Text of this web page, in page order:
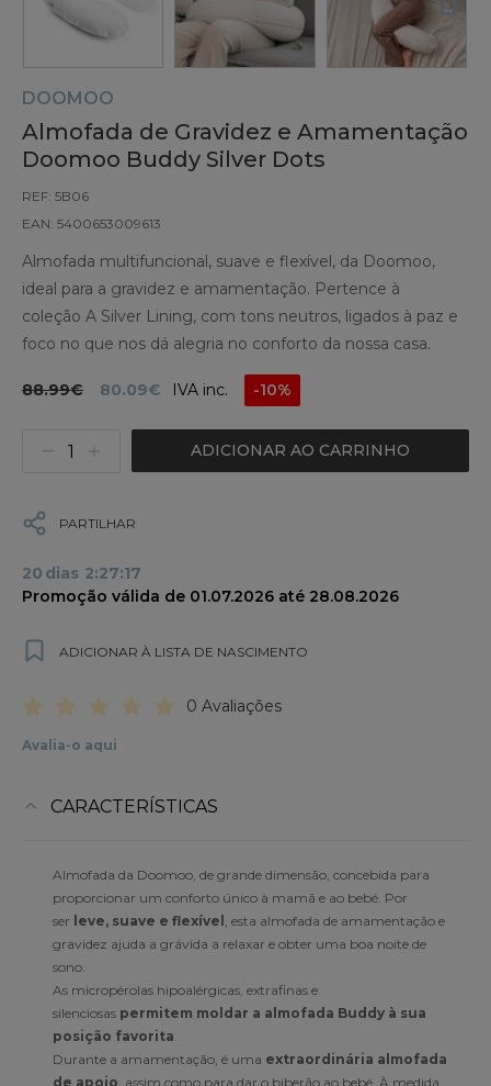
DOOMOO
Almofada de Gravidez e Amamentação
Doomoo Buddy Silver Dots
REF: 5B06
EAN: 5400653009613
Almofada multifuncional, suave e flexível, da Doomoo,
ideal para a gravidez e amamentação. Pertence à
coleção A Silver Lining, com tons neutros, ligados à paz e
foco no que nos dá alegria no conforto da nossa casa.
88.99€ 80.09€ IVA inc. -10%
ADICIONAR AO CARRINHO
PARTILHAR
20 dias 2:27:16
Promoção válida de 01.07.2026 até 28.08.2026
ADICIONAR À LISTA DE NASCIMENTO
0 Avaliações
Avalia-o aqui
CARACTERÍSTICAS
Almofada da Doomoo, de grande dimensão, concebida para
proporcionar um conforto único à mamã e ao bebé. Por
ser leve, suave e flexível , esta almofada de amamentação e
gravidez ajuda a grávida a relaxar e obter uma boa noite de
sono.
As micropérolas hipoalérgicas, extrafinas e
silenciosas permitem moldar a almofada Buddy à sua
posição favorita.
Durante a amamentação, é uma extraordinária almofada
de apoio, assim como para dar o biberão ao bebé. À medida